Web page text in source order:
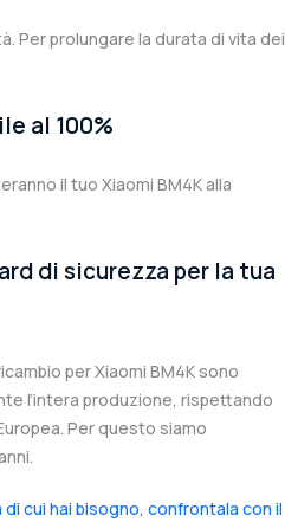
Per prolungare la durata di vita dei
al 100%
il tuo Xiaomi BM4K alla
di sicurezza per la tua
per Xiaomi BM4K sono
l’intera produzione, rispettando
Per questo siamo
cui hai bisogno, confrontala con il